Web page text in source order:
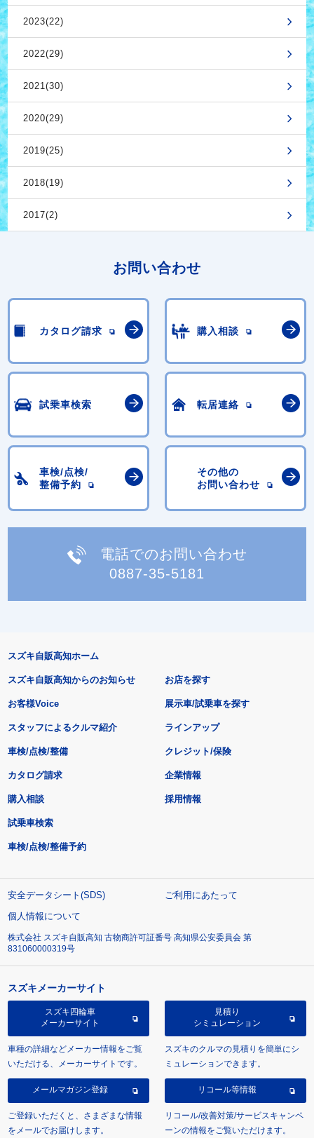
2023(22)
2022(29)
2021(30)
2020(29)
2019(25)
2018(19)
2017(2)
お問い合わせ
カタログ請求 購入相談
試乗車検索 転居連絡
車検/点検/
整備予約
その他の
お問い合わせ
電話でのお問い合わせ
0887-35-5181
スズキ自販高知ホーム
スズキ自販高知からのお知らせ
お客様Voice
スタッフによるクルマ紹介
お店を探す
展示車/試乗車を探す
ラインアップ
車検/点検/整備 クレジット/保険
カタログ請求
購入相談
試乗車検索
車検/点検/整備予約
企業情報
採用情報
安全データシート(SDS)
ご利用にあたって
個人情報について
株式会社 スズキ自販高知 古物商許可証番号 高知県公安委員会 第
831060000319号
スズキメーカーサイト
スズキ四輪車
メーカーサイト
車種の詳細などメーカー情報をご覧
いただける、メーカーサイトです。
見積り
シミュレーション
スズキのクルマの見積りを簡単にシ
ミュレーションできます。
メールマガジン登録
ご登録いただくと、さまざまな情報
をメールでお届けします。
リコール等情報
リコール/改善対策/サービスキャンペ
ーンの情報をご覧いただけます。